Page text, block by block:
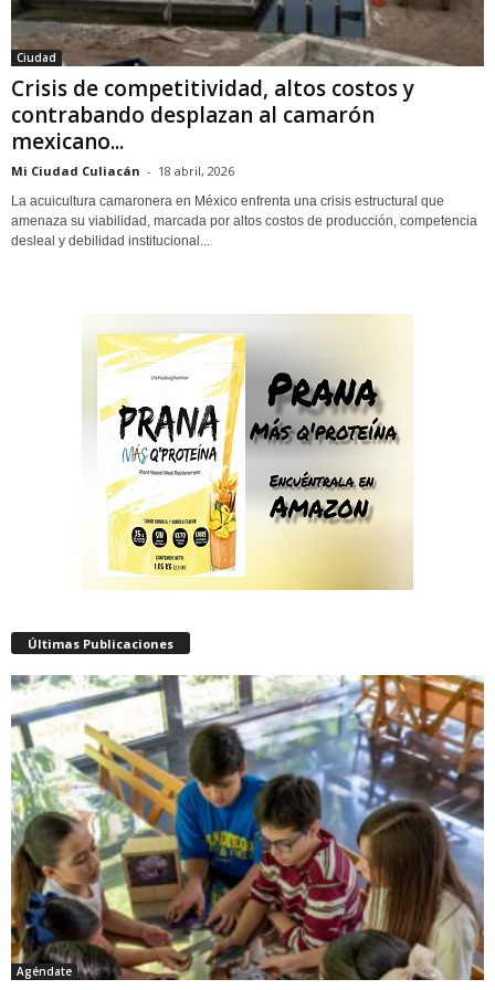
Ciudad
Crisis de competitividad, altos costos y
contrabando desplazan al camarón
mexicano...
Mi Ciudad Culiacán - 18 abril, 2026
La acuicultura camaronera en México enfrenta una crisis estructural que
amenaza su viabilidad, marcada por altos costos de producción, competencia
desleal y debilidad institucional...
Últimas Publicaciones
Agéndate